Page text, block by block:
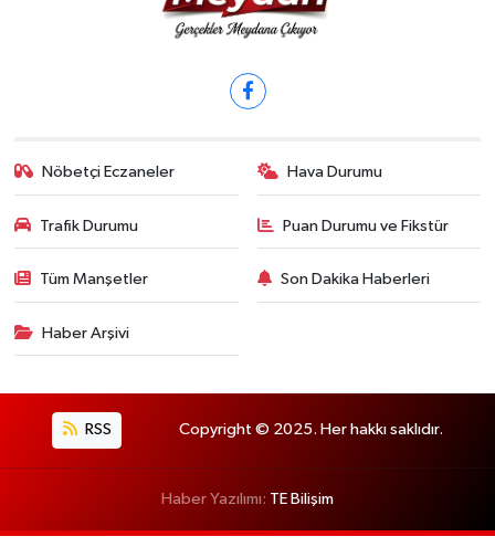
Nöbetçi Eczaneler Hava Durumu
Trafik Durumu Puan Durumu ve Fikstür
Tüm Manşetler Son Dakika Haberleri
Haber Arşivi
RSS Copyright © 2025. Her hakkı saklıdır.
Haber Yazılımı: TE Bilişim